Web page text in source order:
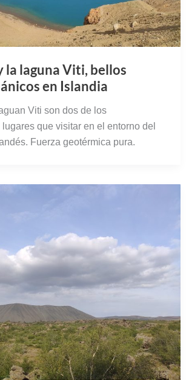
la laguna Viti, bellos
en Islandia
Viti son dos de los
que visitar en el entorno del
Fuerza geotérmica pura.